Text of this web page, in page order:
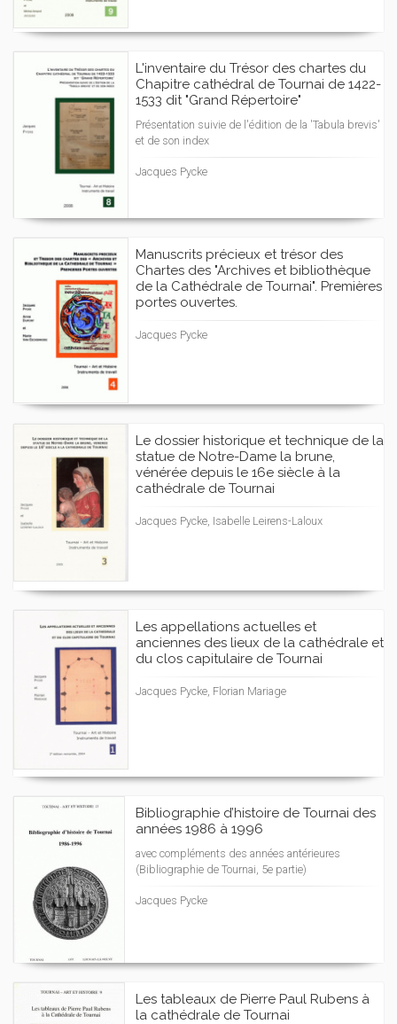
L'inventaire du Trésor des chartes du
Chapitre cathédral de Tournai de 1422-
1533 dit "Grand Répertoire"
Présentation suivie de l'édition de la 'Tabula brevis'
et de son index
Jacques Pycke
Manuscrits précieux et trésor des
Chartes des "Archives et bibliothèque
de la Cathédrale de Tournai". Premières
portes ouvertes.
Jacques Pycke
Le dossier historique et technique de la
statue de Notre-Dame la brune,
vénérée depuis le 16e siècle à la
cathédrale de Tournai
Jacques Pycke, Isabelle Leirens-Laloux
Les appellations actuelles et
anciennes des lieux de la cathédrale et
du clos capitulaire de Tournai
Jacques Pycke, Florian Mariage
Bibliographie d’histoire de Tournai des
années 1986 à 1996
avec compléments des années antérieures
(Bibliographie de Tournai, 5e partie)
Jacques Pycke
Les tableaux de Pierre Paul Rubens à
la cathédrale de Tournai